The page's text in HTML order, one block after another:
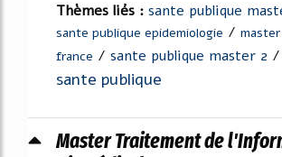
Thèmes liés : sante publique
sante publique epidemiologie /
france / sante publique master 2 /
sante publique
Master Traitement de